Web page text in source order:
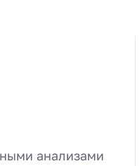
анализами